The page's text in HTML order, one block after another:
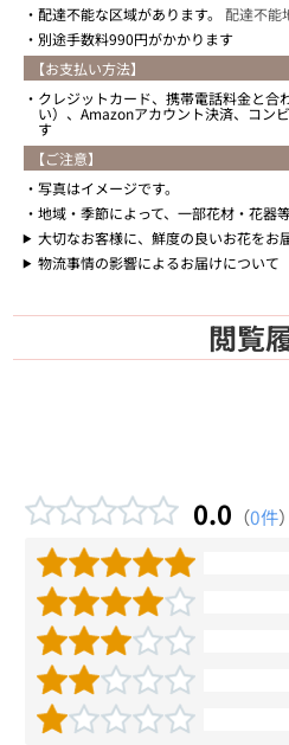
配達不能な区域があります。 配達不能
別途手数料990円がかかります
【お支払い方法】
クレジットカード、携帯電話料金と合
い）、Amazonアカウント決済、コ
す
【ご注意】
写真はイメージです。
地域・季節によって、一部花材・花器
大切なお客様に、鮮度の良いお花をお
物流事情の影響によるお届けについて
閲覧
0.0 （0件）